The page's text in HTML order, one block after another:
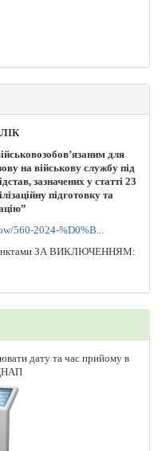
для
на військову службу під
зазначених у статті 23
підготовку та
560-2024-%D0%B...
ЗА ВИКЛЮЧЕННЯМ:
дату та час прийому в